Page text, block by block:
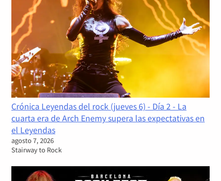
Crónica Leyendas del rock (jueves 6) - Día 2 - La
cuarta era de Arch Enemy supera las expectativas en
el Leyendas
agosto 7, 2026
Stairway to Rock